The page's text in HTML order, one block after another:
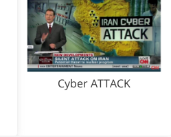
Cyber ATTACK